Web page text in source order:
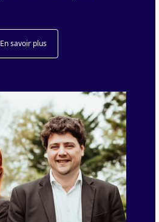
En savoir plus